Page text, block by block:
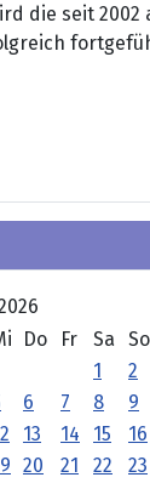
die seit 2002
DER
Do Fr Sa
So
1
2
6 7 8
9
13 14 15
16
20 21 22
23